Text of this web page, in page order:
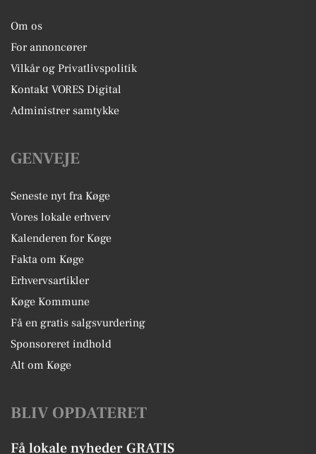
Om os
For annoncører
Vilkår og Privatlivspolitik
Kontakt VORES Digital
Administrer samtykke
GENVEJE
Seneste nyt fra Køge
Vores lokale erhverv
Kalenderen for Køge
Fakta om Køge
Erhvervsartikler
Køge Kommune
Få en gratis salgsvurdering
Sponsoreret indhold
Alt om Køge
BLIV OPDATERET
Få lokale nyheder GRATIS